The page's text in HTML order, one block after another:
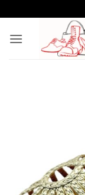
al
contenido